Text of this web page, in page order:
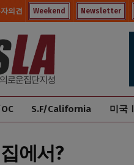
의견 Weekend Newsletter
S.F/California 미국Ⅰ
에서?